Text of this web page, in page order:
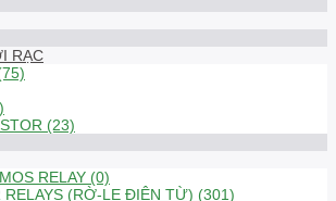
RẠC
(23)
RELAY (0)
RELAYS (RỜ-LE ĐIỆN TỪ) (301)